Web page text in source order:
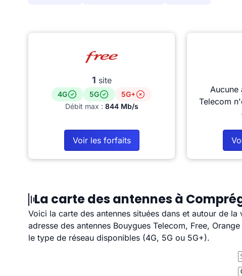
1 site
4G 5G
5G+
Débit max : 844 Mb/s
Voir les forfaits
Aucune
Telecom
La carte des antennes à
Voici la carte des antennes situées dans et autour de
adresse des antennes Bouygues Telecom, Free,
le type de réseau disponibles (4G, 5G ou 5G+).